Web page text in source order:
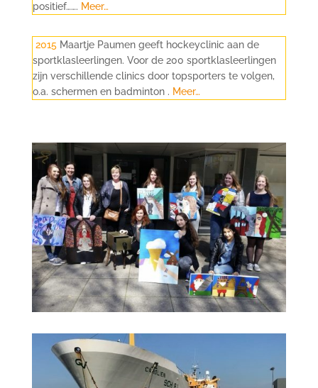
positief……. Meer…
2015 Maartje Paumen geeft hockeyclinic aan de
sportklasleerlingen. Voor de 200 sportklasleerlingen
zijn verschillende clinics door topsporters te volgen,
o.a. schermen en badminton . Meer…